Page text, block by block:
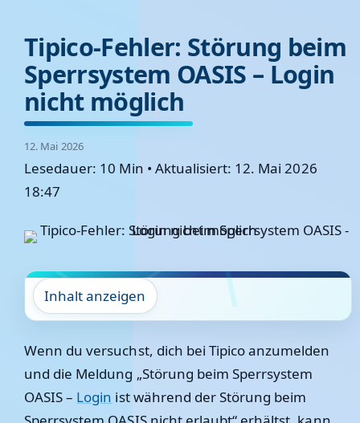
Tipico-Fehler: Störung beim
Sperrsystem OASIS – Login
nicht möglich
12. Mai 2026
Lesedauer: 10 Min • Aktualisiert: 12. Mai 2026
18:47
Inhalt anzeigen
Wenn du versuchst, dich bei Tipico anzumelden
und die Meldung „Störung beim Sperrsystem
OASIS – Login ist während der Störung beim